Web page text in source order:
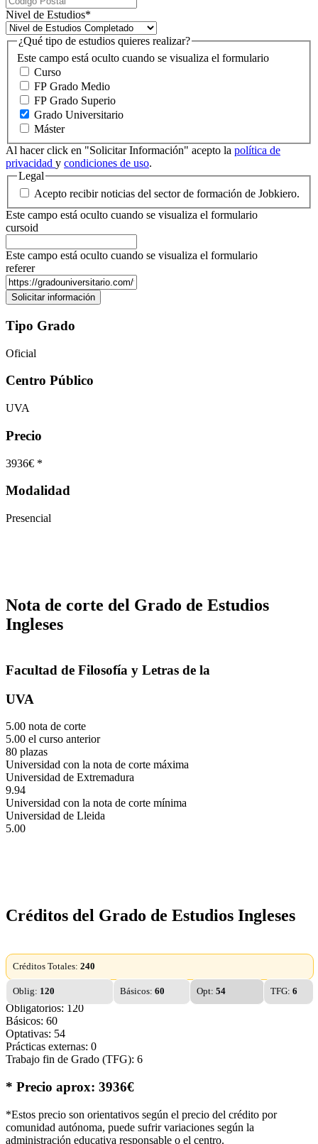
Nivel de Estudios*
Este campo está oculto cuando se visualiza el formulario
¿Qué tipo de estudios quieres realizar?
Curso
FP Grado Medio
FP Grado Superio
Grado Universitario
Máster
Al hacer click en "Solicitar Información" acepto la política de
privacidad y condiciones de uso.
Legal
Acepto recibir noticias del sector de formación de Jobkiero.
Este campo está oculto cuando se visualiza el formulario
cursoid
Este campo está oculto cuando se visualiza el formulario
referer
Tipo Grado
Oficial
Centro Público
UVA
Precio
3936€ *
Modalidad
Presencial
Nota de corte del Grado de Estudios
Ingleses
Facultad de Filosofía y Letras de la
UVA
5.00 nota de corte
5.00 el curso anterior
80 plazas
Universidad con la nota de corte máxima
Universidad de Extremadura
9.94
Universidad con la nota de corte mínima
Universidad de Lleida
5.00
Créditos del Grado de Estudios Ingleses
Créditos Totales: 240
Oblig: 120 Básicos:60 Opt:54 TFG: 6
Obligatorios: 120
Básicos: 60
Optativas: 54
Prácticas externas: 0
Trabajo fin de Grado (TFG): 6
* Precio aprox: 3936€
*Estos precio son orientativos según el precio del crédito por
comunidad autónoma, puede sufrir variaciones según la
administración educativa responsable o el centro.